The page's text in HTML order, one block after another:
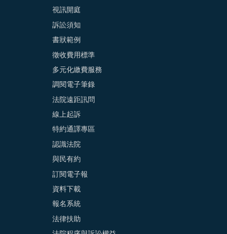
視訊開庭
訴訟須知
書狀範例
徵收費用標準
多元化繳費服務
調閱電子筆錄
法院遠距訊問
線上起訴
特約通譯專區
認識法院
與民有約
訂閱電子報
資料下載
報名系統
法律扶助